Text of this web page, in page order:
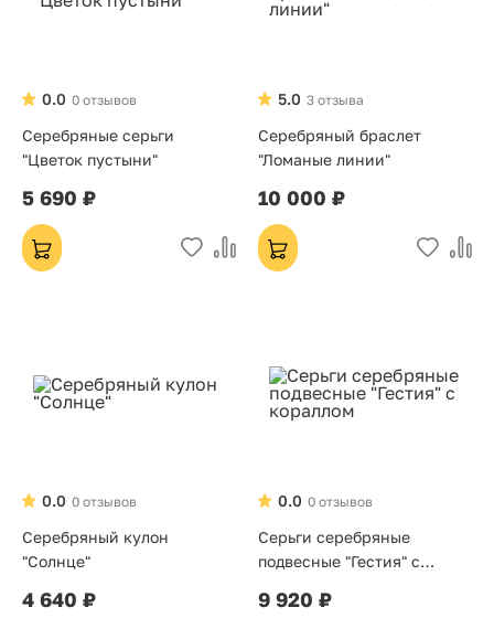
0 отзывов
0.0
Серебряные серьги
"Цветок пустыни"
5 690 ₽
3 отзыва
5.0
Серебряный браслет
"Ломаные линии"
10 000 ₽
0 отзывов
0.0
Серебряный кулон
"Солнце"
4 640 ₽
0 отзывов
0.0
Серьги серебряные
подвесные "Гестия" с
9 920 ₽